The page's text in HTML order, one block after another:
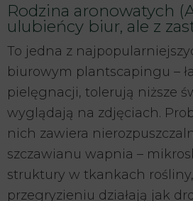
Rodzina aronowatych
ulubieńcy biur, ale z
To jedna z
biurowym plantscapingu –
pielęgnacji, tolerują niższe
wyglądają na zdjęciach.
nich zawiera
szczawianu wapnia –
struktury w tkankach
przegryzieniu działają jak